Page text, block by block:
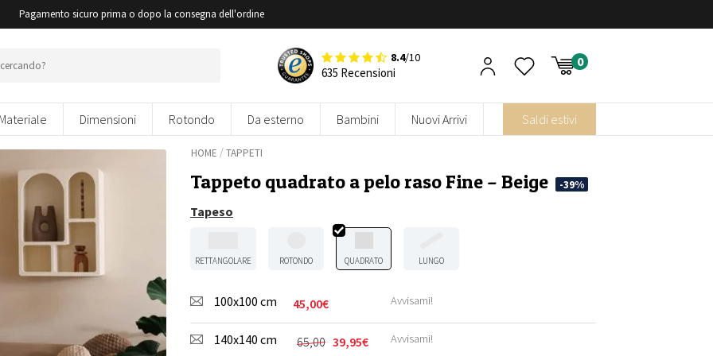
Pagamento sicuro prima o dopo la consegna dell'ordine
8.4/10
635 Recensioni
Dimensioni Rotondo Da esterno Bambini Nuovi Arrivi Saldi estivi
HOME /TAPPETI
Tappeto quadrato a pelo raso Fine – Beige -39%
Tapeso
RETTANGOLARE ROTONDO QUADRATO LUNGO
100x100 cm 45,00€ Avvisami!
140x140 cm 65,00
Il 39,95€
Il Avvisami!